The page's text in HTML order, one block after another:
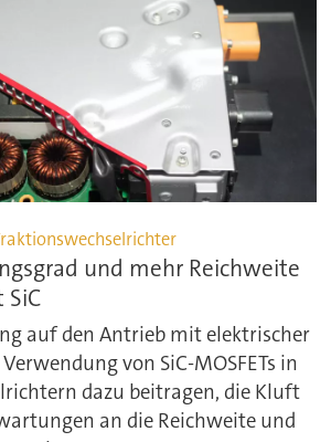
und mehr Reichweite
auf den Antrieb mit elektrischer
von SiC-MOSFETs in
dazu beitragen, die Kluft
an die Reichweite und